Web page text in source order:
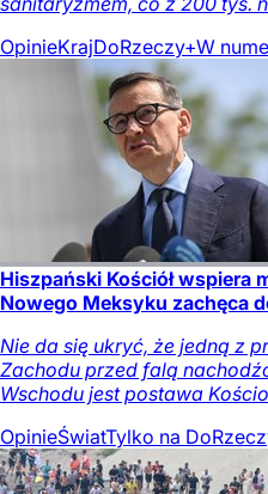
OpinieKrajDoRzeczy+W
Hiszpański Kościół wspiera
Nowego Meksyku zachęca
Nie da się ukryć, że jedną z
Zachodu przed falą
Wschodu jest postawa
OpinieŚwiatTylko na